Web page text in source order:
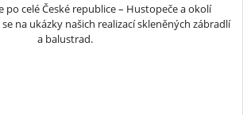
po celé České republice – Hustopeče a okolí
na ukázky našich realizací skleněných zábradlí
a balustrad.